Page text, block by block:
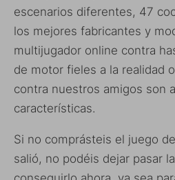
escenarios diferentes, 47
los mejores fabricantes y
multijugador online contra
de motor fieles a la realidad
contra nuestros amigos son
características.
Si no comprásteis el juego
salió, no podéis dejar pasar